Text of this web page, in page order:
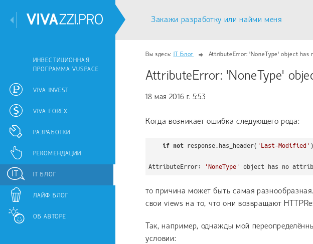
ИНВЕСТИЦИОННАЯ
ПРОГРАММА VUSPACE
VIVA INVEST
VIVA FOREX
РАЗРАБОТКИ
РЕКОМЕНДАЦИИ
IT БЛОГ
ЛАЙФ БЛОГ
ОБ АВТОРЕ
Закажи разработку или найми меня
Вы здесь: IT Блог AttributeError: 'NoneType' object has
AttributeError: 'NoneType'
18 мая 2016 г. 5:53
Когда возникает ошибка следующего рода:
if not response.has_header( 'Last-Modified'
AttributeError: 'NoneType' object has no
то причина может быть самая
свои views на то, что они возвращают
Так, например, однажды мой
условии: